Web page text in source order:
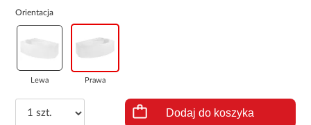
Orientacja
Lewa Prawa
Dodaj do koszyka